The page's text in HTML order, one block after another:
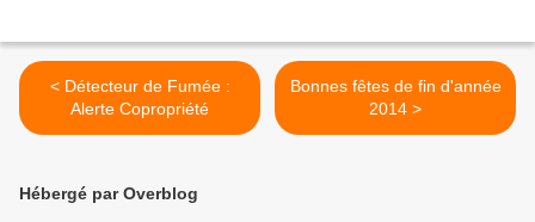
< Détecteur de Fumée :
Alerte Copropriété
Bonnes fêtes de fin d'année
2014 >
Hébergé par Overblog